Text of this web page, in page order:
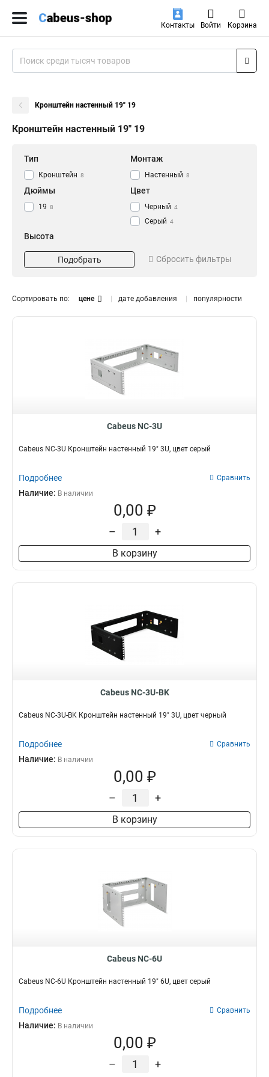
Контакты Войти Корзина
Кронштейн настенный 19" 19
Кронштейн настенный 19" 19
Тип
Кронштейн 8
Монтаж
Настенный 8
Дюймы
19 8
Цвет
Черный 4
Серый 4
Высота
12U 2
9U 2
3U 2
Подобрать Сбросить фильтры
Сортировать по: цене дате добавления популярности
Cabeus NC-3U
Cabeus NC-3U Кронштейн настенный 19" 3U, цвет серый
Подробнее Сравнить
Наличие: В наличии
0,00 ₽
– +
В корзину
Cabeus NC-3U-BK
Cabeus NC-3U-BK Кронштейн настенный 19" 3U, цвет черный
Подробнее Сравнить
Наличие: В наличии
0,00 ₽
– +
В корзину
Cabeus NC-6U
Cabeus NC-6U Кронштейн настенный 19" 6U, цвет серый
Подробнее Сравнить
Наличие: В наличии
0,00 ₽
– +